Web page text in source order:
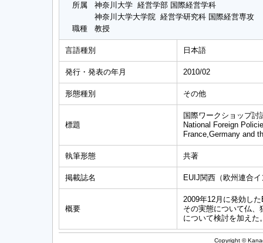
所属
神奈川大学 経営学部 国際経営学科
神奈川大学大学院 経営学研究科 国際経営専攻
職種
教授
言語種別 日本語
発行・発表の年月 2010/02
形態種別 その他
標題
国際ワークショップ討
National Foreign
France,Germany and
執筆形態 共著
掲載誌名 EUIJ関西（欧州連合
概要
2009年12月に発効し
その実態について仏、
について検討を加えた
Copyright ©